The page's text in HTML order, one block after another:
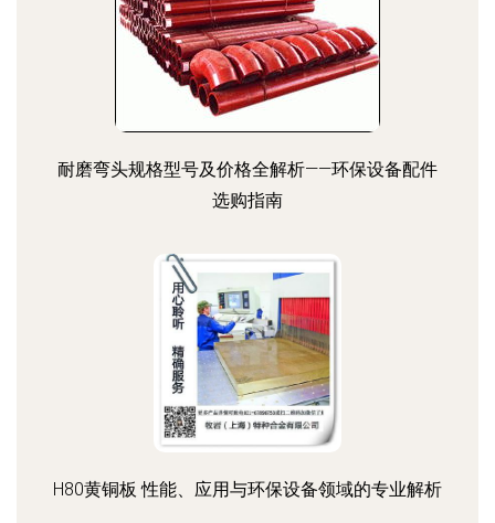
耐磨弯头规格型号及价格全解析——环保设备配件
选购指南
H80黄铜板 性能、应用与环保设备领域的专业解析